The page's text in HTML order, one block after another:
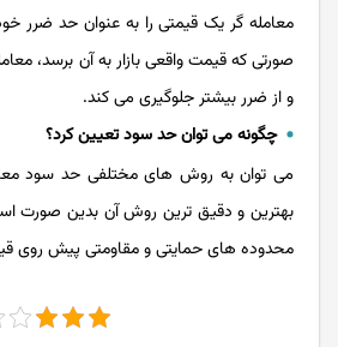
معامله گر یک قیمتی را به عنوان حد
صورتی که قیمت واقعی بازار به آن برسد،
و از ضرر بیشتر جلوگیری می کند.
چگونه می توان حد سود تعیین کرد؟
می توان به روش های مختلفی حد سود
بهترین و دقیق ترین روش آن بدین صورت
محدوده های حمایتی و مقاومتی پیش